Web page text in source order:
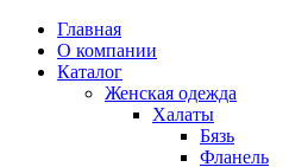
Главная
О компании
Каталог
Женская одежда
Халаты
Бязь
Фланель